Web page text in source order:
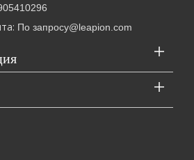
Leapion в настоящее время демонстрирует свое лазерное оборудование на стенде 18.1E12 на Кантонской ярмарке.
демонстрирует свое лазерное
Как решить ошибку лазерной резки машины
По запросу@leapion.com